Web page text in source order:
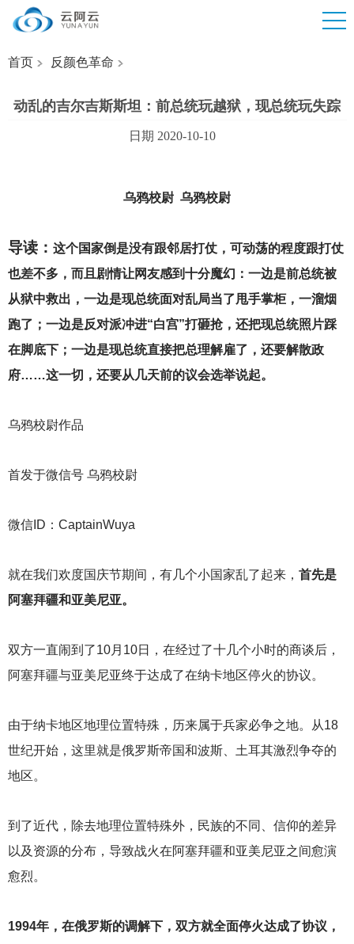
首页 反颜色革命
动乱的吉尔吉斯斯坦：前总统玩越狱，现总统玩失踪
日期 2020-10-10
乌鸦校尉 乌鸦校尉
导读： 这个国家倒是没有跟邻居打仗，可动荡的程度跟打仗
也差不多，而且剧情让网友感到十分魔幻：一边是前总统被
从狱中救出，一边是现总统面对乱局当了甩手掌柜，一溜烟
跑了；一边是反对派冲进“白宫”打砸抢，还把现总统照片踩
在脚底下；一边是现总统直接把总理解雇了，还要解散政
府……这一切，还要从几天前的议会选举说起。
乌鸦校尉作品
首发于微信号 乌鸦校尉
微信ID：CaptainWuya
就在我们欢度国庆节期间，有几个小国家乱了起来， 首先是
阿塞拜疆和亚美尼亚。
双方一直闹到了10月10日，在经过了十几个小时的商谈后，
阿塞拜疆与亚美尼亚终于达成了在纳卡地区停火的协议。
由于纳卡地区地理位置特殊，历来属于兵家必争之地。从18
世纪开始，这里就是俄罗斯帝国和波斯、土耳其激烈争夺的
地区。
到了近代，除去地理位置特殊外，民族的不同、信仰的差异
以及资源的分布，导致战火在阿塞拜疆和亚美尼亚之间愈演
愈烈。
1994年，在俄罗斯的调解下，双方就全面停火达成了协议，